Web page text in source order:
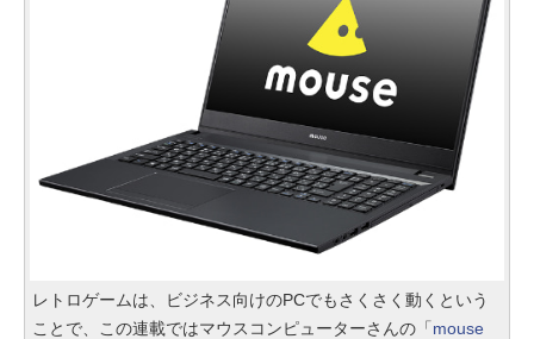
レトロゲームは、ビジネス向けのPCでもさくさく動くという
ことで、この連載ではマウスコンピューターさんの「mouse